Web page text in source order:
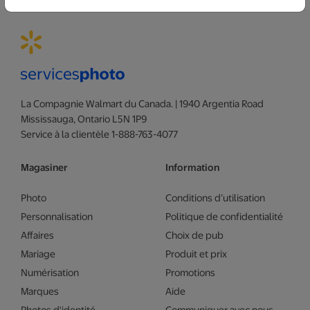
La Compagnie Walmart du Canada. | 1940 Argentia Road
Mississauga, Ontario L5N 1P9
Service à la clientèle 1-888-763-4077
Magasiner
Photo
Personnalisation
Affaires
Mariage
Numérisation
Marques
Information
Conditions d’utilisation
Politique de confidentialité
Choix de pub
Produit et prix
Promotions
Aide